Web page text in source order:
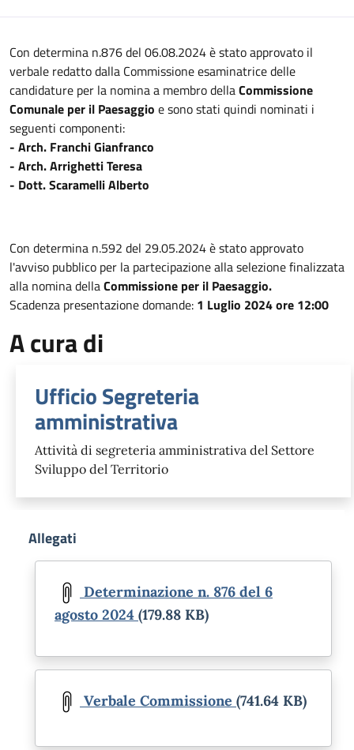
Descrizione
Con determina n.876 del 06.08.2024 è stato approvato il
verbale redatto dalla Commissione esaminatrice delle
candidature per la nomina a membro dellaCommissione
Comunale per il Paesaggio e sono stati quindi nominati i
seguenti componenti:
- Arch. Franchi Gianfranco
- Arch. Arrighetti Teresa
- Dott. Scaramelli Alberto
Con determina n.592 del 29.05.2024 è stato approvato
l'avviso pubblico per la partecipazione alla selezione finalizzata
alla nomina dellaCommissione per il Paesaggio.
Scadenza presentazione domande: 1 Luglio 2024 ore 12:00
A cura di
Ufficio Segreteria
amministrativa
Attività di segreteria amministrativa del Settore
Sviluppo del Territorio
Allegati
Determinazione n. 876 del 6
agosto 2024 (179.88 KB)
Verbale Commissione (741.64 KB)